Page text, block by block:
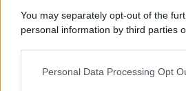
You may separately opt-out of the
personal information by third parties
This information may also be
Personal Data Processing Opt
Categorie
Gossip